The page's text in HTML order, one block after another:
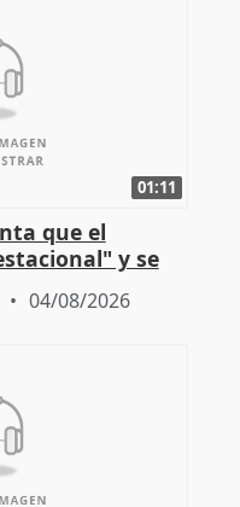
01:11
que el
y se
el verano
04/08/2026